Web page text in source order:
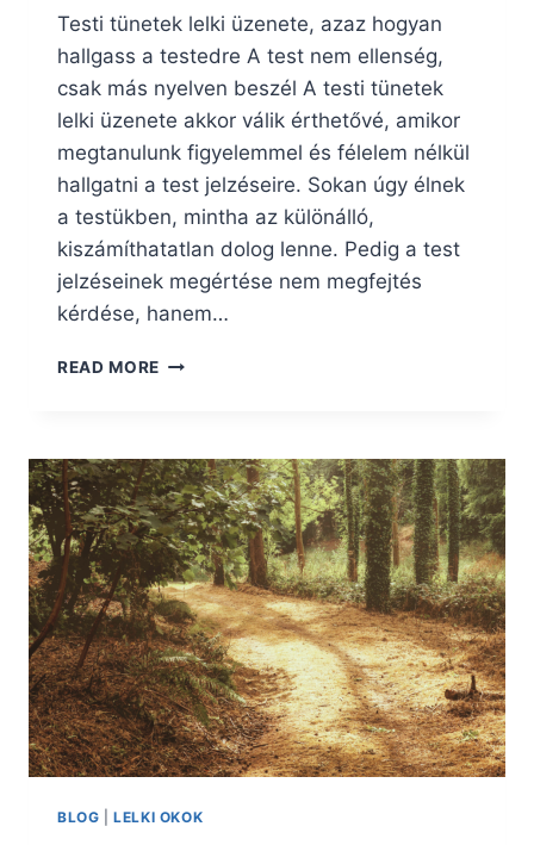
Testi tünetek lelki üzenete, azaz hogyan
hallgass a testedre A test nem ellenség,
csak más nyelven beszél A testi tünetek
lelki üzenete akkor válik érthetővé, amikor
megtanulunk figyelemmel és félelem nélkül
hallgatni a test jelzéseire. Sokan úgy élnek
a testükben, mintha az különálló,
kiszámíthatatlan dolog lenne. Pedig a test
jelzéseinek megértése nem megfejtés
kérdése, hanem…
READ MORE TESTI
AZAZ
HOGYAN
HALLGASS
A
TESTEDRE
BLOG |LELKI OKOK